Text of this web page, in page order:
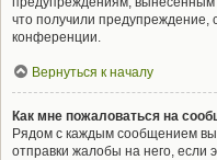
что получили предупреждение,
конференции.
Вернуться к началу
Как мне пожаловаться на
Рядом с каждым сообщением вы
отправки жалобы на него, если